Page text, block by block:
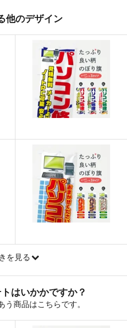
21960
22825
23686
24543
25396
27931
28768
29601
30430
32856
33706
他のデザイン
を見る